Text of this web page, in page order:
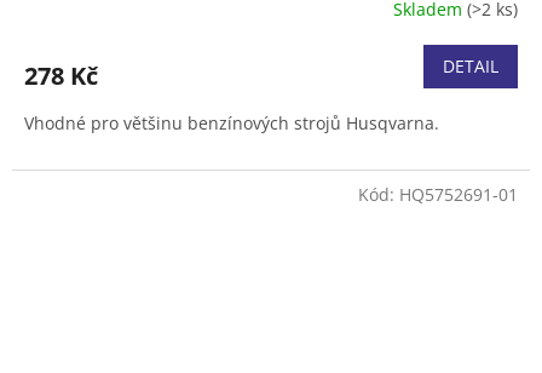
Skladem (>2 ks)
278 Kč DETAIL
Vhodné pro většinu benzínových strojů Husqvarna.
Kód: HQ5752691-01